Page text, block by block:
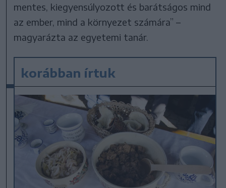
mentes, kiegyensúlyozott és barátságos mind
az ember, mind a környezet számára” –
magyarázta az egyetemi tanár.
korábban írtuk